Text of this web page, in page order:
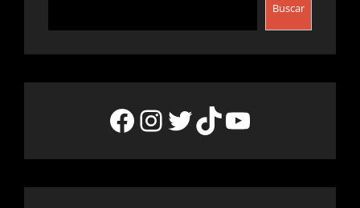
Buscar
Facebook
Instagram
Twitter
TikTok
YouTube